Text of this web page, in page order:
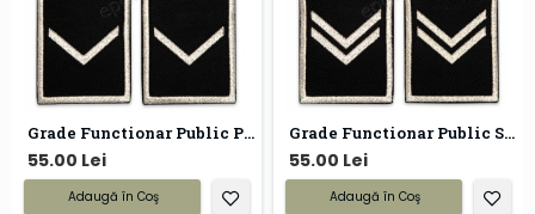
Grade Functionar Public Principal Politia Locala
55.00 Lei
Adaugă în Coş
Grade Functionar Public Superior Politia Locala
55.00 Lei
Adaugă în Coş